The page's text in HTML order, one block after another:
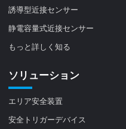
誘導型近接センサー
静電容量式近接センサー
もっと詳しく知る
ソリューション
エリア安全装置
安全トリガーデバイス